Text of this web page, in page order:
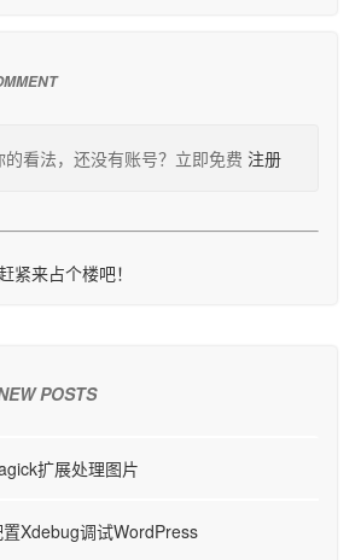
的看法，还没有账号？立即免费 注册
紧来占个楼吧！
POSTS
扩展处理图片
Xdebug调试WordPress